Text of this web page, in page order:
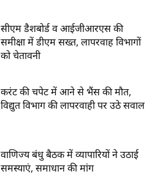
सीएम डैशबोर्ड व आईजीआरएस की
समीक्षा में डीएम सख्त, लापरवाह विभागों
को चेतावनी
करंट की चपेट में आने से भैंस की मौत,
विद्युत विभाग की लापरवाही पर उठे सवाल
वाणिज्य बंधु बैठक में व्यापारियों ने उठाई
समस्याएं, समाधान की मांग